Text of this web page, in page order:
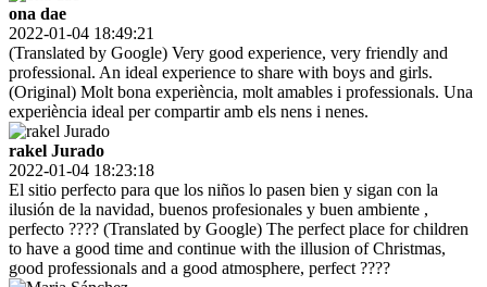
ona dae
2022-01-04 18:49:21
(Translated by Google) Very good experience, very friendly and
professional. An ideal experience to share with boys and girls.
(Original) Molt bona experiència, molt amables i professionals. Una
experiència ideal per compartir amb els nens i nenes.
rakel Jurado
2022-01-04 18:23:18
El sitio perfecto para que los niños lo pasen bien y sigan con la
ilusión de la navidad, buenos profesionales y buen ambiente ,
perfecto ???? (Translated by Google) The perfect place for children
to have a good time and continue with the illusion of Christmas,
good professionals and a good atmosphere, perfect ????